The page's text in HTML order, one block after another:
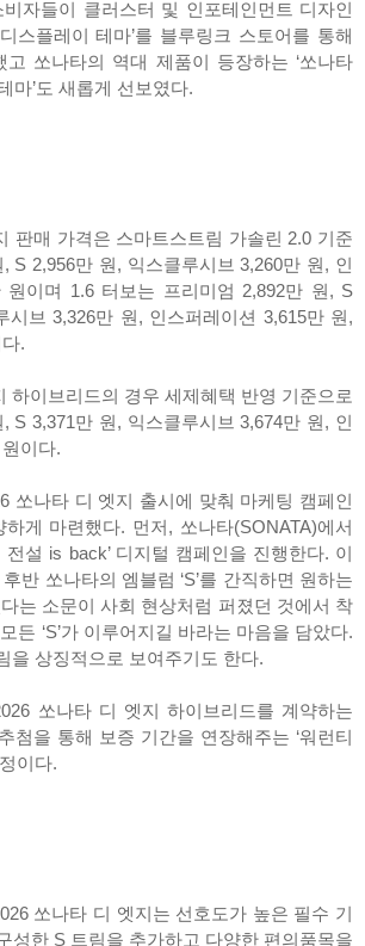
자들이 클러스터 및 인포테인먼트 디자인
스플레이 테마’를 블루링크 스토어를 통해
쏘나타의 역대 제품이 등장하는 ‘쏘나타
마’도 새롭게 선보였다.
판매 가격은 스마트스트림 가솔린 2.0 기준
S 2,956만 원, 익스클루시브 3,260만 원, 인
원이며 1.6 터보는 프리미엄 2,892만 원, S
시브 3,326만 원, 인스퍼레이션 3,615만 원,
.
하이브리드의 경우 세제혜택 반영 기준으로
S 3,371만 원, 익스클루시브 3,674만 원, 인
이다.
쏘나타 디 엣지 출시에 맞춰 마케팅 캠페인
게 마련했다. 먼저, 쏘나타(SONATA)에서
전설 is back’ 디지털 캠페인을 진행한다. 이
반 쏘나타의 엠블럼 ‘S’를 간직하면 원하는
는 소문이 사회 현상처럼 퍼졌던 것에서 착
든 ‘S’가 이루어지길 바라는 마음을 담았다.
을 상징적으로 보여주기도 한다.
쏘나타 디 엣지 하이브리드를 계약하는
첨을 통해 보증 기간을 연장해주는 ‘워런티
이다.
쏘나타 디 엣지는 선호도가 높은 필수 기
성한 S 트림을 추가하고 다양한 편의품목을